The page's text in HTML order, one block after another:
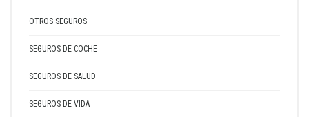
OTROS SEGUROS
SEGUROS DE COCHE
SEGUROS DE SALUD
SEGUROS DE VIDA